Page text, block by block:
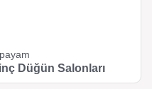
Düğün Salonları